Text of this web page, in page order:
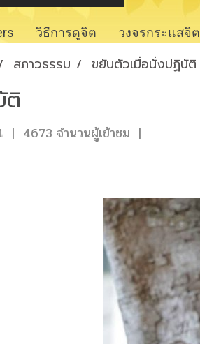
วิธีการดูจิต วงจรกระแสจิต
สภาวธรรม ขยับตัวเมื่อนั่งปฏิบัติ
ติ
| 4673 จำนวนผู้เข้าชม |